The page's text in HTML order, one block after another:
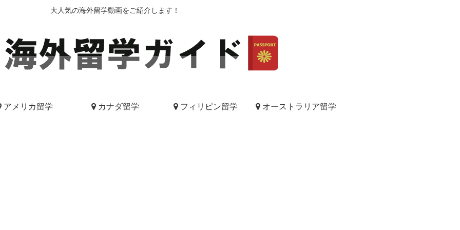
大人気の海外留学動画をご紹介します！
アメリカ留学 カナダ留学 フィリピン留学 オーストラリア留学